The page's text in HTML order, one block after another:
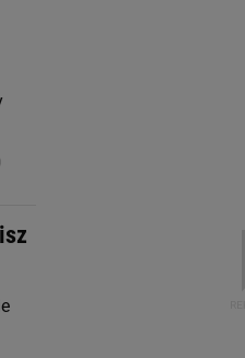
celów identyfikacji.
reklam i treści,